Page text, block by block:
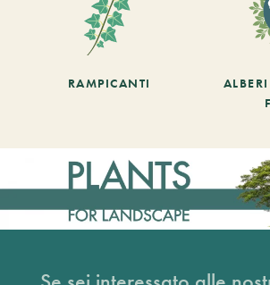
RAMPICANTI